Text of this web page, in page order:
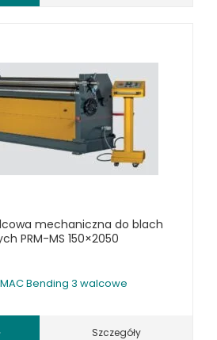
OPTIMUM
I TRANSPORTOWE
mechaniczna do blach
PRM-MS 150×2050
Bending 3 walcowe
Szczegóły